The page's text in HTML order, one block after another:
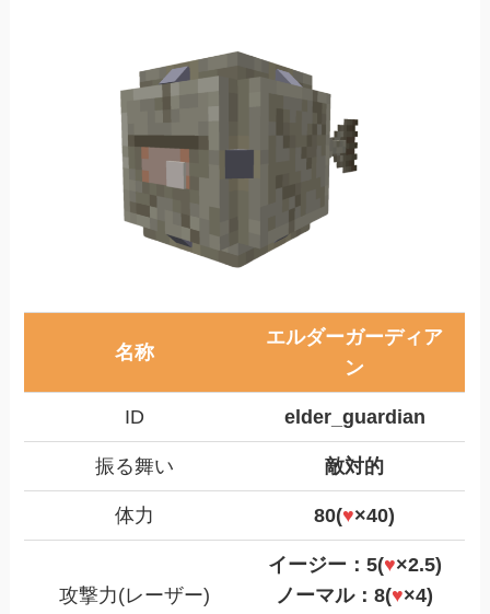
名称
エルダーガーディア
ン
ID elder_guardian
振る舞い 敵対的
体力 80(♥×40)
攻撃力(レーザー)
イージー：5(♥×2.5)
ノーマル：8(♥×4)